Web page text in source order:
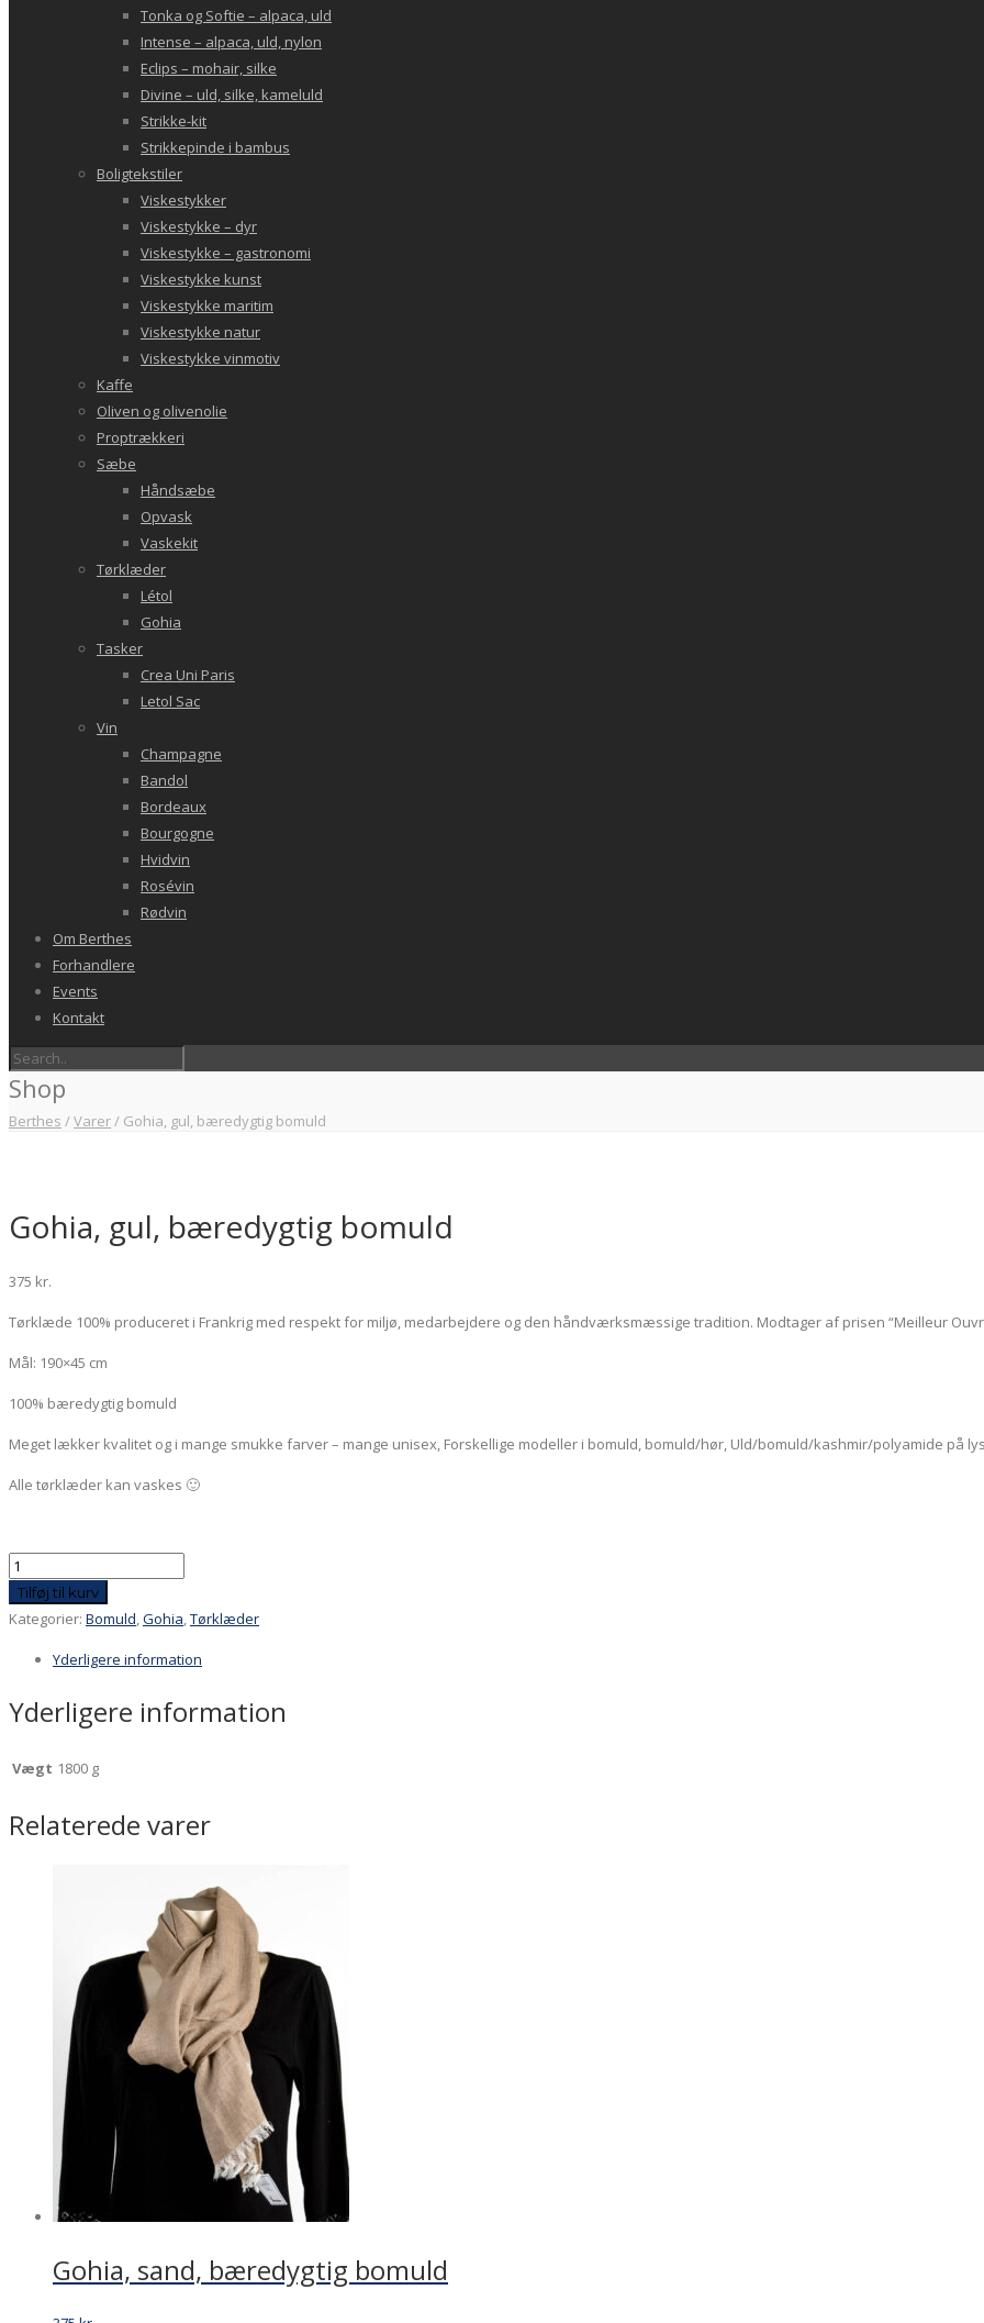
Tonka og Softie – alpaca, uld
Intense – alpaca, uld, nylon
Eclips – mohair, silke
Divine – uld, silke, kameluld
Strikke-kit
Strikkepinde i bambus
Boligtekstiler
Viskestykker
Viskestykke – dyr
Viskestykke – gastronomi
Viskestykke kunst
Viskestykke maritim
Viskestykke natur
Viskestykke vinmotiv
Kaffe
Oliven og olivenolie
Proptrækkeri
Sæbe
Håndsæbe
Opvask
Vaskekit
Tørklæder
Létol
Gohia
Tasker
Crea Uni Paris
Letol Sac
Vin
Champagne
Bandol
Bordeaux
Bourgogne
Hvidvin
Rosévin
Rødvin
Om Berthes
Forhandlere
Events
Kontakt
Shop
Berthes /Varer/ Gohia, gul, bæredygtig bomuld
Gohia, gul, bæredygtig bomuld
375 kr.
Tørklæde 100% produceret i Frankrig med respekt for miljø, medarbejdere og den håndværksmæssige tradition. Modtager af prisen “Meilleur
Mål: 190×45 cm
100% bæredygtig bomuld
Meget lækker kvalitet og i mange smukke farver – mange unisex, Forskellige modeller i bomuld, bomuld/hør, Uld/bomuld/kashmir/polyamide på
Alle tørklæder kan vaskes 🙂
Gohia,
gul,
bæredygtig
Tilføj til kurv
Kategorier: Bomuld Gohia Tørklæder
Yderligere information
Yderligere information
Vægt 1800 g
Relaterede varer
Gohia, sand, bæredygtig bomuld